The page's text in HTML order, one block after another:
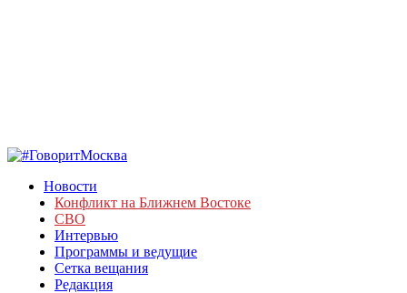
Новости
Конфликт на Ближнем Востоке
СВО
Интервью
Программы и ведущие
Сетка вещания
Редакция